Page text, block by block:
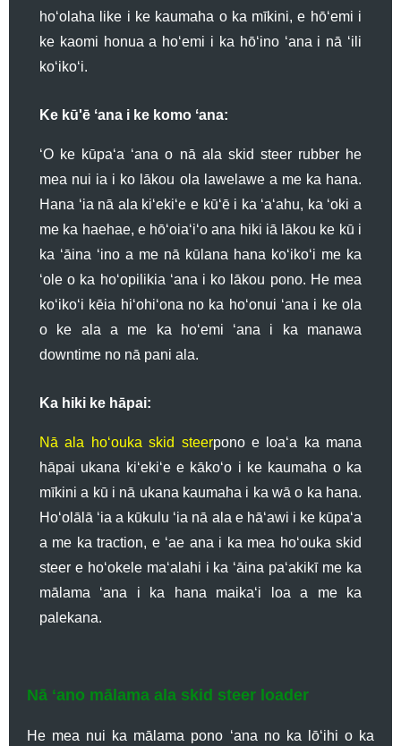
hoʻolaha like i ke kaumaha o ka mīkini, e hōʻemi i
ke kaomi honua a hoʻemi i ka hōʻino ʻana i nā ʻili
koʻikoʻi.
Ke kū'ē ʻana i ke komo ʻana:
ʻO ke kūpaʻa ʻana o nā ala skid steer rubber he
mea nui ia i ko lākou ola lawelawe a me ka hana.
Hana ʻia nā ala kiʻekiʻe e kūʻē i ka ʻaʻahu, ka ʻoki a
me ka haehae, e hōʻoiaʻiʻo ana hiki iā lākou ke kū i
ka ʻāina ʻino a me nā kūlana hana koʻikoʻi me ka
ʻole o ka hoʻopilikia ʻana i ko lākou pono. He mea
koʻikoʻi kēia hiʻohiʻona no ka hoʻonui ʻana i ke ola
o ke ala a me ka hoʻemi ʻana i ka manawa
downtime no nā pani ala.
Ka hiki ke hāpai:
Nā ala hoʻouka skid steerpono e loaʻa ka mana
hāpai ukana kiʻekiʻe e kākoʻo i ke kaumaha o ka
mīkini a kū i nā ukana kaumaha i ka wā o ka hana.
Hoʻolālā ʻia a kūkulu ʻia nā ala e hāʻawi i ke kūpaʻa
a me ka traction, e ʻae ana i ka mea hoʻouka skid
steer e hoʻokele maʻalahi i ka ʻāina paʻakikī me ka
mālama ʻana i ka hana maikaʻi loa a me ka
palekana.
Nā ʻano mālama ala skid steer loader
He mea nui ka mālama pono ʻana no ka lōʻihi o ka